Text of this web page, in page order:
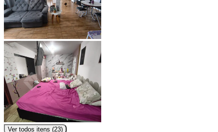
Ver todos itens (23)